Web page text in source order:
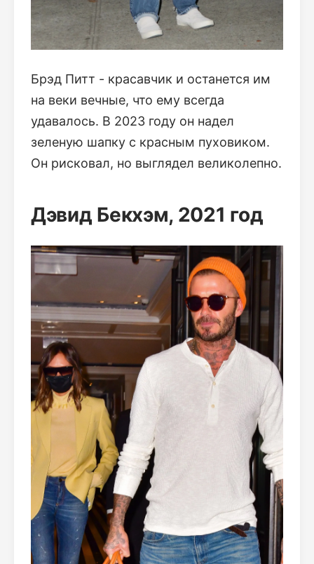
Брэд Питт - красавчик и останется им
на веки вечные, что ему всегда
удавалось. В 2023 году он надел
зеленую шапку с красным пуховиком.
Он рисковал, но выглядел великолепно.
Дэвид Бекхэм, 2021 год